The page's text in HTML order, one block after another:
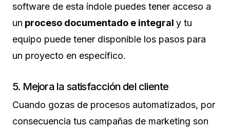
software de esta índole puedes tener acceso a
un proceso documentado e integral y tu
equipo puede tener disponible los pasos para
un proyecto en específico.
5. Mejora la satisfacción del cliente
Cuando gozas de procesos automatizados, por
consecuencia tus campañas de marketing son